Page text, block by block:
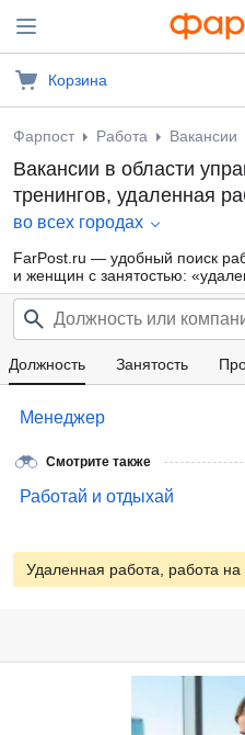
Корзина
Фарпост Работа Вакансии
Вакансии в области
тренингов, удаленная
во всех городах
FarPost.ru — удобный поиск
и женщин с занятостью:
от прямых работодателей, а
Свежие вакансии каждый день.
Должность Занятость
Менеджер
Смотрите также
Работай и отдыхай
Удаленная работа, работа